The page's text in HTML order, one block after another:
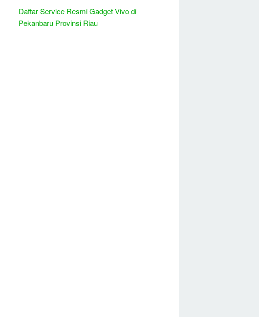
Daftar Service Resmi Gadget Vivo di
Pekanbaru Provinsi Riau